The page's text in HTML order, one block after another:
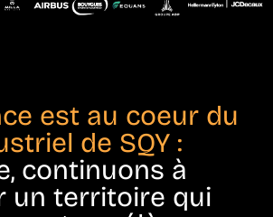
est au coeur du
de SQY :
continuons à
un territoire qui